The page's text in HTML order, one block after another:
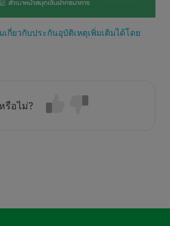
เกี่ยวกับประกันอุบัติเหตุเพิ่มเติมได้โดย
รือไม่?